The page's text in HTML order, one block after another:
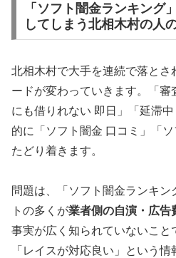
「ソフト闇金ランキング
してしまう北相木村の人
北相木村で大手を連続で落とさ
ードが変わっていきます。「審
にも借りれない 即日」「延滞
的に「ソフト闇金 口コミ」「
たどり着きます。
問題は、「ソフト闇金ランキン
トの多くが業者側の自演・広告
事実が広く知られていないこと
「レイスが対応良い」という